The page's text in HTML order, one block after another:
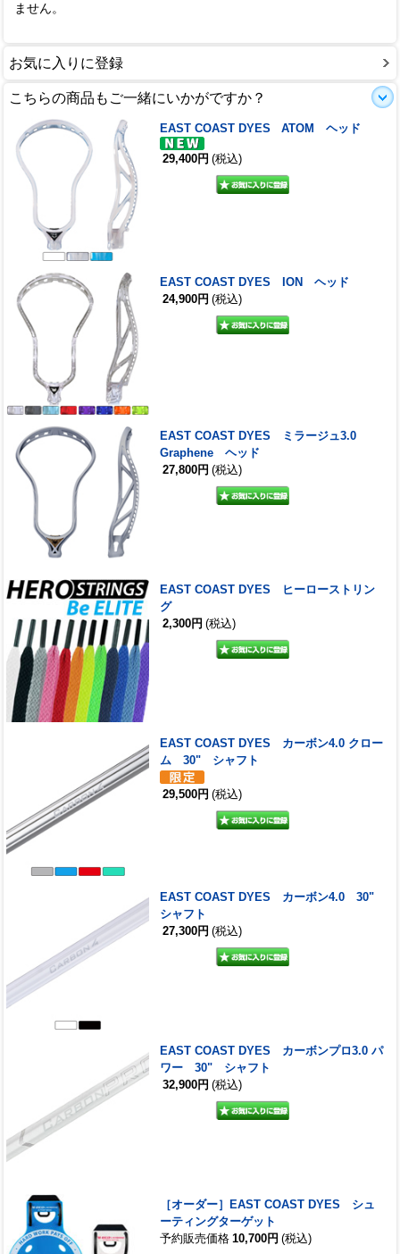
ません。
お気に入りに登録
こちらの商品もご一緒にいかがですか？
EAST COAST DYES ATOM ヘッド
29,400円 (税込)
EAST COAST DYES ION ヘッド
24,900円 (税込)
EAST COAST DYES ミラージュ3.0
Graphene ヘッド
27,800円 (税込)
EAST COAST DYES ヒーローストリン
グ
2,300円 (税込)
EAST COAST DYES カーボン4.0 クロー
ム 30" シャフト
29,500円 (税込)
EAST COAST DYES カーボン4.0 30"
シャフト
27,300円 (税込)
EAST COAST DYES カーボンプロ3.0 パ
ワー 30" シャフト
32,900円 (税込)
［オーダー］EAST COAST DYES シュ
ーティングターゲット
予約販売価格 10,700円 (税込)